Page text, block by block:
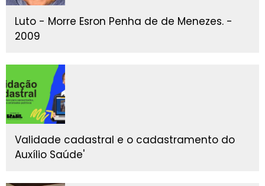
Luto - Morre Esron Penha de de Menezes. -
2009
Validade cadastral e o cadastramento do
Auxílio Saúde'